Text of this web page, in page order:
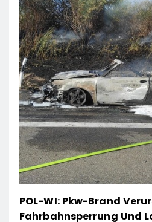
POL-WI: Pkw-Brand
Fahrbahnsperrung Und